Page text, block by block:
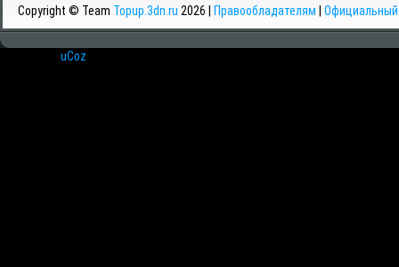
Copyright © Team Topup.3dn.ru 2026 | Правообладателям Официальный
uCoz